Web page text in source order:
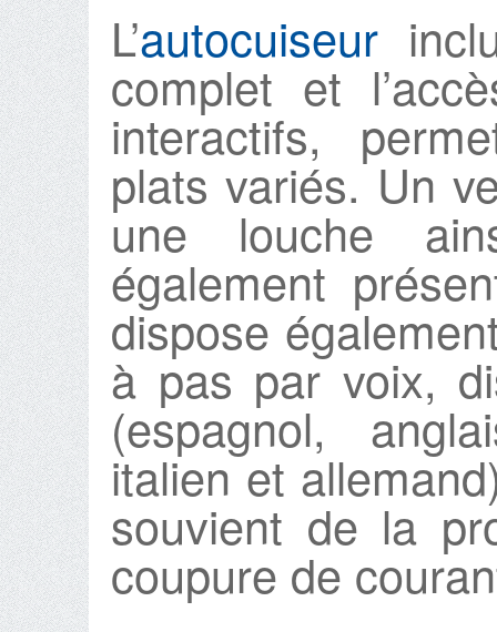
L’autocuiseur
complet et
interactifs,
plats variés. Un
une louche
également
dispose
à pas par voix,
(espagnol,
italien et
souvient de la
coupure de